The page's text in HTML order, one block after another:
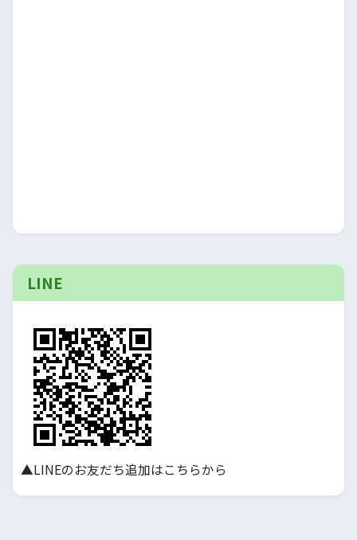
LINE
▲LINEのお友だち追加はこちらから